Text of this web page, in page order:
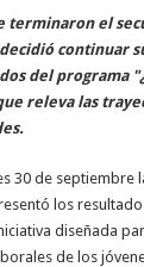
terminaron el
continuar
del programa
releva las
30 de septiembre
los
diseñada
de los